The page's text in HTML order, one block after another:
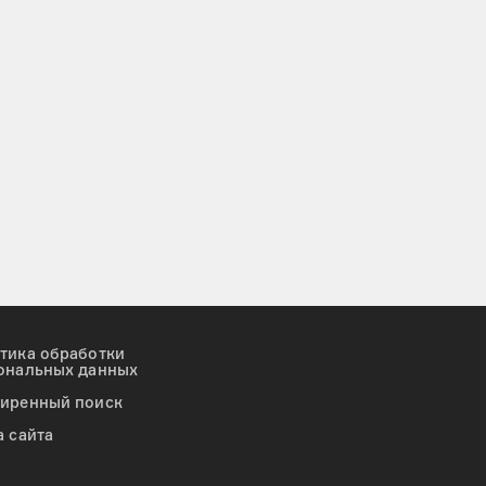
обработки
данных
поиск
сайта